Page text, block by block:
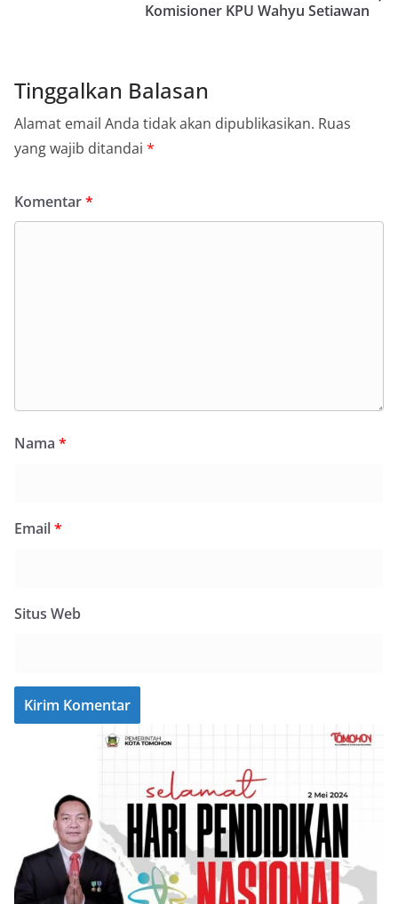
Komisioner KPU Wahyu Setiawan
Tinggalkan Balasan
Alamat email Anda tidak akan dipublikasikan. Ruas
yang wajib ditandai *
Komentar*
Nama *
Email*
Situs Web